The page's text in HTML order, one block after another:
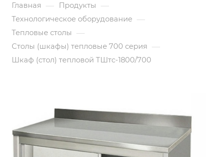
Главная — Продукты —
Технологическое оборудование —
Тепловые столы —
Столы (шкафы) тепловые 700 серия —
Шкаф (стол) тепловой ТШтс-1800/700